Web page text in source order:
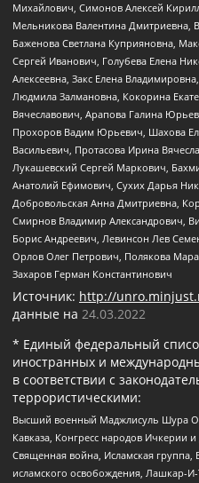
Михайлович, Симонов Алексей
Мельникова Валентина Дмитриевна,
Баженова Светлана Куприяновна,
Сергей Иванович, Голубева Елена
Алексеевна, Закс Елена
Людмила Залмановна, Кокорина
Вячеславович, Арапова Галина
Прохоров Вадим Юрьевич, Шахова
Васильевич, Протасова Ирина
Лукашевский Сергей Маркович,
Анатолий Ефимович, Сухих Дарья
Добровольская Анна Дмитриевна,
Смирнов Владимир Александрович,
Борис Андреевич, Левинсон Лев
Орлов Олег Петрович, Полякова
Захаров Герман Константинович
Источник: http://
данные на 24.03.2022
* Единый федеральный
иностранных и
в соответствии с
террористическими:
Высший военный Маджлисуль Шура
Кавказа, Конгресс народов Ичкерии и
Священная война, Исламская группа,
исламского освобождения, Лашкар-